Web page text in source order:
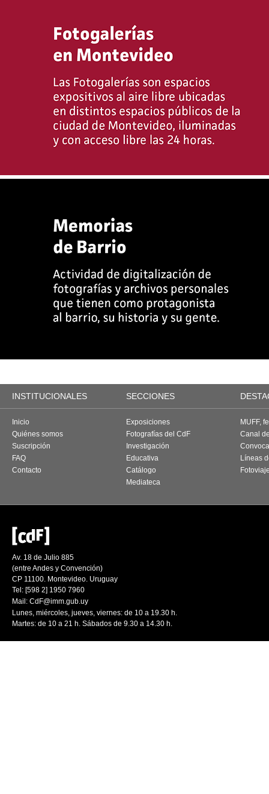
INSTITUCIONALES SECCIONES
Inicio
Quiénes somos
Suscripción
FAQ
Contacto
Exposiciones
Fotografías del CdF
Investigación
Educativa
Catálogo
Mediateca
MUFF,
Canal
Líneas
Av. 18 de Julio 885
(entre Andes y Convención)
CP 11100. Montevideo. Uruguay
Tel: [598 2] 1950 7960
Mail: CdF@imm.gub.uy
Lunes, miércoles, jueves, viernes: de 10 a 19.30 h.
Martes: de 10 a 21 h. Sábados de 9.30 a 14.30 h.